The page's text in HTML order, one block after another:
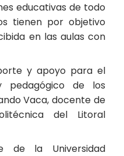
educativas de todo
tienen por objetivo
en las aulas con
y apoyo para el
pedagógico de los
Vaca, docente de
del Litoral
de la Universidad